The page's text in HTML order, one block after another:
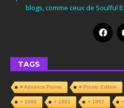
blogs, comme ceux de Soulful
TAGS
# Advance Promo # Promo Edition
+ 1990 + 1991 + 1992